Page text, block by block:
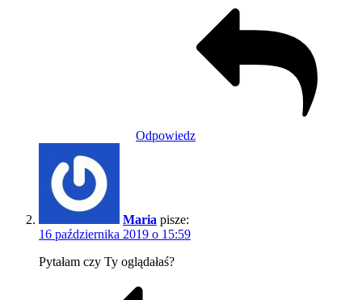
Odpowiedz
Maria pisze:
16 października 2019 o 15:59
Pytałam czy Ty oglądałaś?